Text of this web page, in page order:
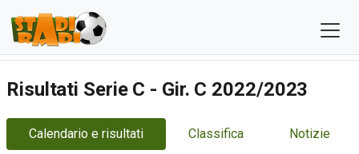
Risultati Serie C - Gir. C 2022/2023
Calendario e risultati Classifica Notizie